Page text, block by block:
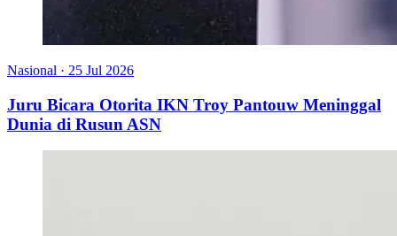
Nasional · 25 Jul 2026
Juru Bicara Otorita IKN Troy Pantouw Meninggal
Dunia di Rusun ASN